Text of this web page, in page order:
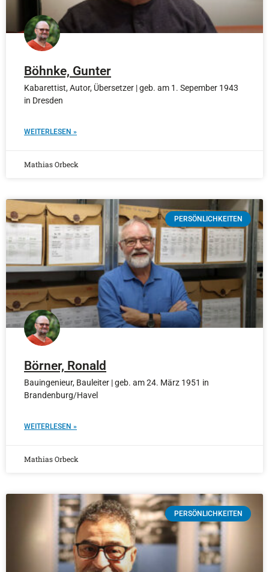
Böhnke, Gunter
Kabarettist, Autor, Übersetzer | geb. am 1. Sepember 1943
in Dresden
WEITERLESEN »
Mathias Orbeck
PERSÖNLICHKEITEN
Börner, Ronald
Bauingenieur, Bauleiter | geb. am 24. März 1951 in
Brandenburg/Havel
WEITERLESEN »
Mathias Orbeck
PERSÖNLICHKEITEN